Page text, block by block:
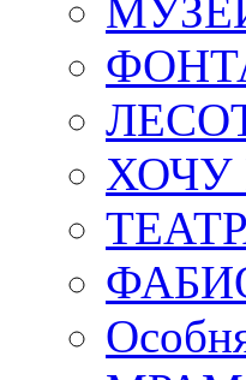
ХОЧУ